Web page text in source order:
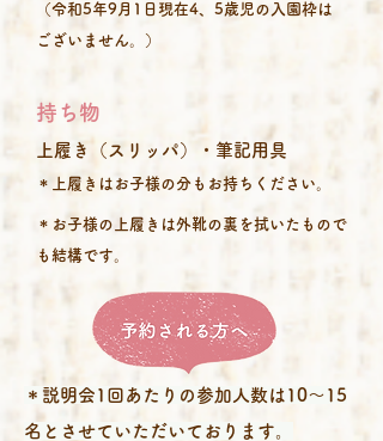
​（令和5年9月1日現在4、5歳児の入園枠は
ございません。）
持ち物
上履き（スリッパ）・筆記用具
＊上履きはお子様の分もお持ちください。
＊お子様の上履きは外靴の裏を拭いたもので
も結構です。
＊説明会1回あたりの参加人数は10～15
名とさせていただいております。